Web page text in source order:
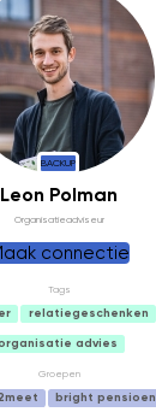
BACKUP
Leon Polman
Organisatieadviseur
connectie
Tags
relatiegeschenken
advies
Groepen
bright pensioen